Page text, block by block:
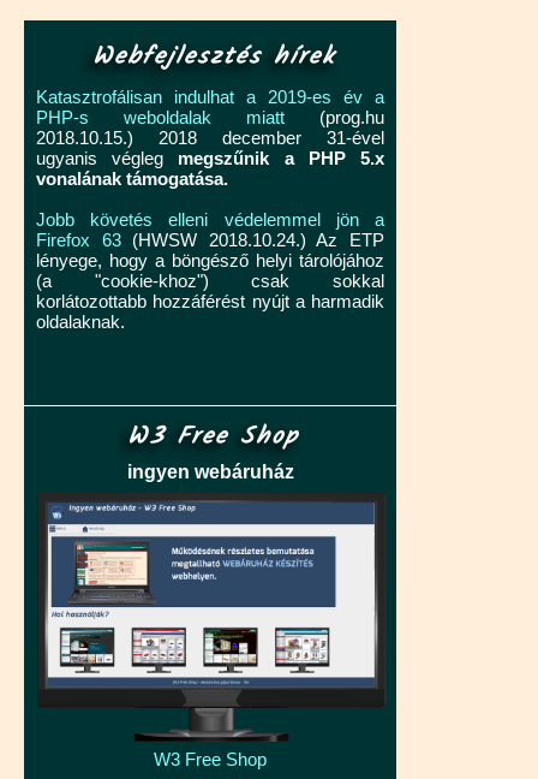
Webfejlesztés hírek
Katasztrofálisan indulhat a 2019-es év a
PHP-s weboldalak miatt (prog.hu
2018.10.15.) 2018 december 31-ével
ugyanis végleg megszűnik a PHP 5.x
vonalának támogatása.
Jobb követés elleni védelemmel jön a
Firefox 63(HWSW 2018.10.24.) Az ETP
lényege, hogy a böngésző helyi tárolójához
(a "cookie-khoz") csak sokkal
korlátozottabb hozzáférést nyújt a harmadik
oldalaknak.
W3 Free Shop
ingyen webáruház
W3 Free Shop